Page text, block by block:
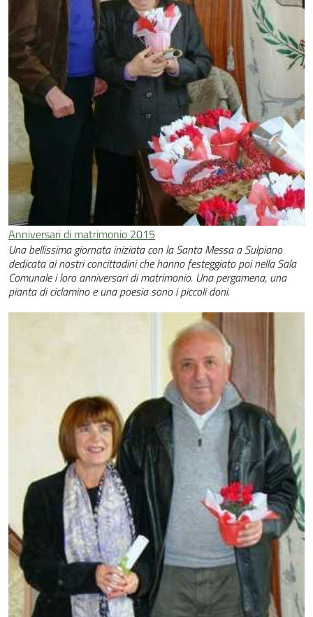
Anniversari di matrimonio 2015
Una bellissima giornata iniziata con la Santa Messa a Sulpiano
dedicata ai nostri concittadini che hanno festeggiato poi nella Sala
Comunale i loro anniversari di matrimonio. Una pergamena, una
pianta di ciclamino e una poesia sono i piccoli doni.